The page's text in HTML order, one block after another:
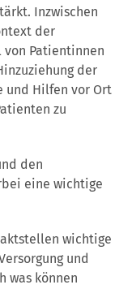
Inzwischen
der
von Patientinnen
der
und Hilfen vor Ort
zu
den
eine wichtige
wichtige
und
was können